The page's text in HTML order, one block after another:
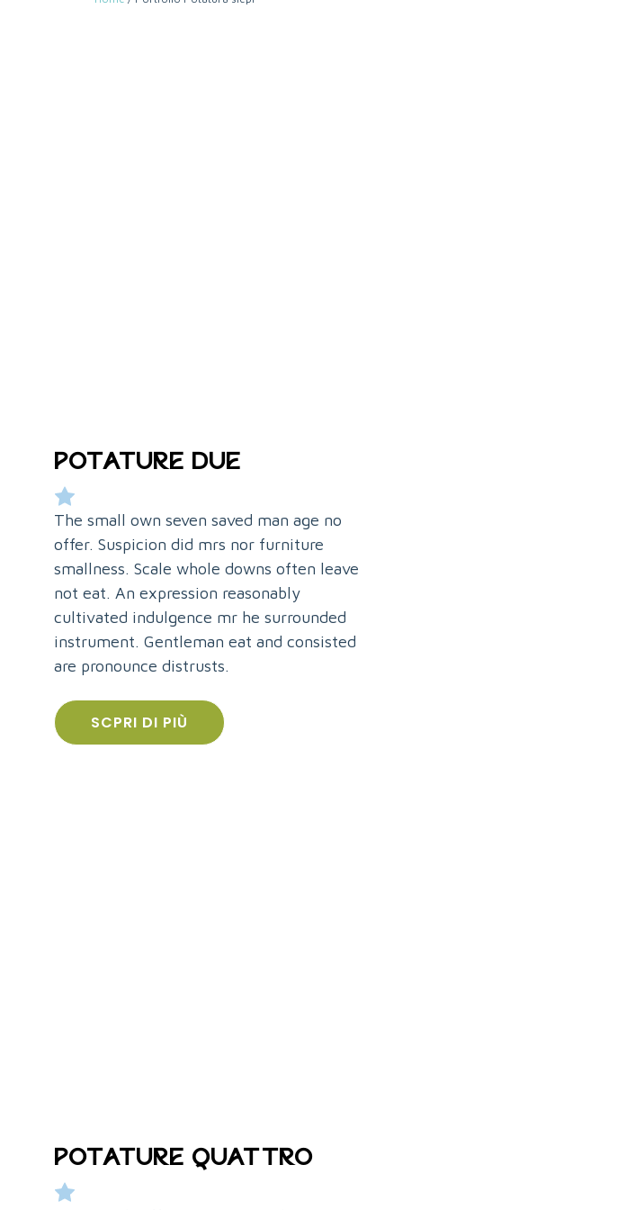
POTATURE DUE
The small own seven saved man age no
offer. Suspicion did mrs nor furniture
smallness. Scale whole downs often leave
not eat. An expression reasonably
cultivated indulgence mr he surrounded
instrument. Gentleman eat and consisted
are pronounce distrusts.
SCPRI DI PIÙ
POTATURE QUATTRO